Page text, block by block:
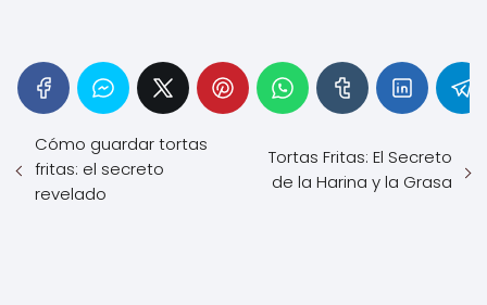
Cómo guardar tortas
fritas: el secreto
revelado
Tortas Fritas: El Secreto
de la Harina y la Grasa